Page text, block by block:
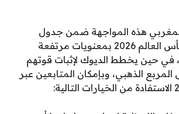
هذه المواجهة ضمن جدول
مواعيد مباريات كأس العالم 2026 بمعنويات مرتفعة
في حين يخطط الديوك لإثبات قوتهم
الذهبي، وبإمكان المتابعين عبر